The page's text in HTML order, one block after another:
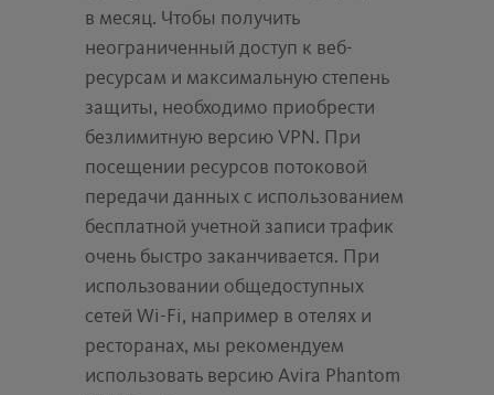
в месяц. Чтобы получить
неограниченный доступ к веб-
ресурсам и максимальную степень
защиты, необходимо приобрести
безлимитную версию VPN. При
посещении ресурсов потоковой
передачи данных с использованием
бесплатной учетной записи трафик
очень быстро заканчивается. При
использовании общедоступных
сетей Wi-Fi, например в отелях и
ресторанах, мы рекомендуем
использовать версию Avira Phantom